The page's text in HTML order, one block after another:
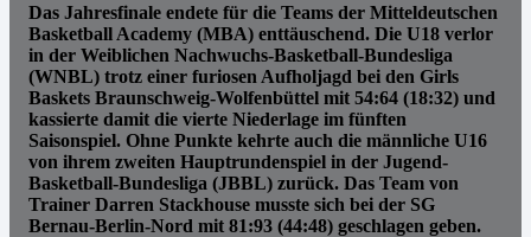
Das Jahresfinale endete für die Teams der Mitteldeutschen
Basketball Academy (MBA) enttäuschend. Die U18 verlor
in der Weiblichen Nachwuchs-Basketball-Bundesliga
(WNBL) trotz einer furiosen Aufholjagd bei den Girls
Baskets Braunschweig-Wolfenbüttel mit 54:64 (18:32) und
kassierte damit die vierte Niederlage im fünften
Saisonspiel. Ohne Punkte kehrte auch die männliche U16
von ihrem zweiten Hauptrundenspiel in der Jugend-
Basketball-Bundesliga (JBBL) zurück. Das Team von
Trainer Darren Stackhouse musste sich bei der SG
Bernau-Berlin-Nord mit 81:93 (44:48) geschlagen geben.